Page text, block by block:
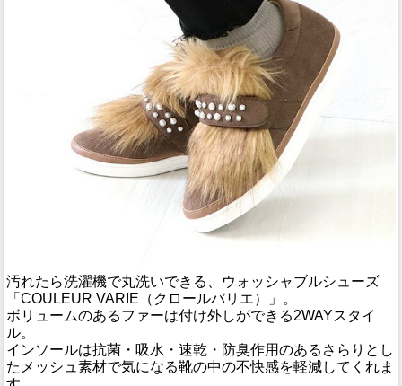
汚れたら洗濯機で丸洗いできる、ウォッシャブルシューズ
「COULEUR VARIE（クロールバリエ）」。
ボリュームのあるファーは付け外しができる2WAYスタイ
ル。
インソールは抗菌・吸水・速乾・防臭作用のあるさらりとし
たメッシュ素材で気になる靴の中の不快感を軽減してくれま